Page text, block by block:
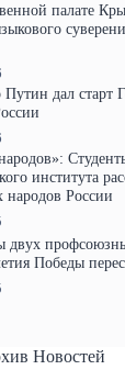
палате
дал старт
института
народов России
Победы
Новостей